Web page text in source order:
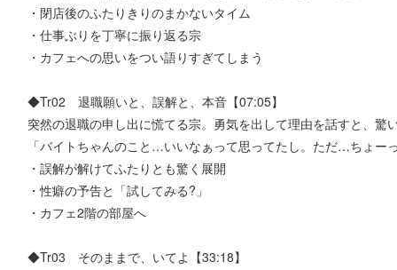
・閉店後のふたりきりのまかないタイム
・仕事ぶりを丁寧に振り返る宗
・カフェへの思いをつい語りすぎてしまう
◆Tr02 退職願いと、誤解と、本音【07:05】
突然の退職の申し出に慌てる宗。勇気を出して理由を話すと、
「バイトちゃんのこと…いいなぁって思ってたし。ただ…ちょー
・誤解が解けてふたりとも驚く展開
・性癖の予告と「試してみる?」
・カフェ2階の部屋へ
◆Tr03 そのままで、いてよ【33:18】